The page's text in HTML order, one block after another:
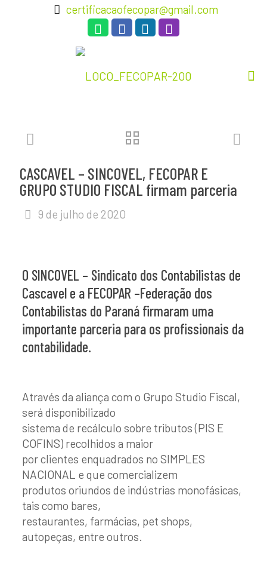
certificacaofecopar@gmail.com
CASCAVEL – SINCOVEL, FECOPAR E
GRUPO STUDIO FISCAL firmam parceria
9 de julho de 2020
O SINCOVEL – Sindicato dos Contabilistas de
Cascavel e a FECOPAR –Federação dos
Contabilistas do Paraná firmaram uma
importante parceria para os profissionais da
contabilidade.
Através da aliança com o Grupo Studio Fiscal,
será disponibilizado
sistema de recálculo sobre tributos (PIS E
COFINS) recolhidos a maior
por clientes enquadrados no SIMPLES
NACIONAL e que comercializem
produtos oriundos de indústrias monofásicas,
tais como bares,
restaurantes, farmácias, pet shops,
autopeças, entre outros.